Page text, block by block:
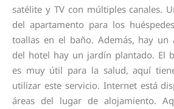
satélite y TV con múltiples canales.
del apartamento para los
toallas en el baño. Además, hay un
del hotel hay un jardín plantado. El
es muy útil para la salud, aquí
utilizar este servicio. Internet está
áreas del lugar de alojamiento.